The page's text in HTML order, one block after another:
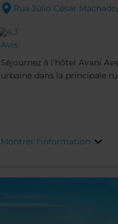
Rua Júlio César
Avis
Séjournez à l'hôtel Avani
urbaine dans la principale
Montrer l'information